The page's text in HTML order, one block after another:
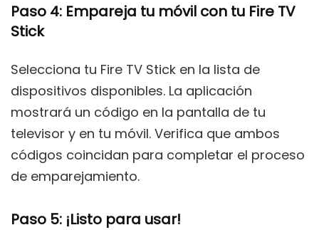
Paso 4: Empareja tu móvil con tu Fire TV
Stick
Selecciona tu Fire TV Stick en la lista de
dispositivos disponibles. La aplicación
mostrará un código en la pantalla de tu
televisor y en tu móvil. Verifica que ambos
códigos coincidan para completar el proceso
de emparejamiento.
Paso 5: ¡Listo para usar!